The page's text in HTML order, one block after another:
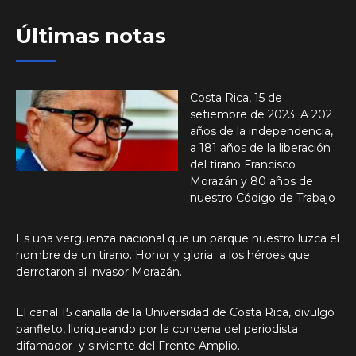
Últimas notas
Costa Rica, 15 de
setiembre de 2023. A 202
años de la independencia,
a 181 años de la liberación
del tirano Francisco
Morazán y 80 años de
nuestro Código de Trabajo
Es una vergüenza nacional que un parque nuestro luzca el
nombre de un tirano. Honor y gloria a los héroes que
derrotaron al invasor Morazán.
El canal 15 canalla de la Universidad de Costa Rica, divulgó
panfleto, lloriqueando por la condena del periodista
difamador y sirviente del Frente Amplio.